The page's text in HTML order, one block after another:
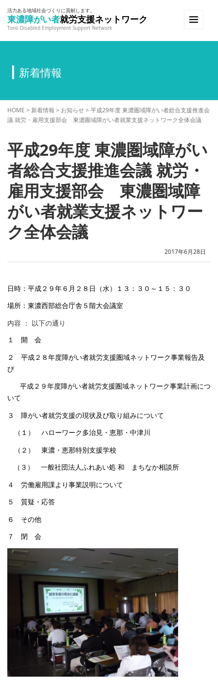
活力ある地域社会づくりに貢献します。
東濃障がい者就労支援ネットワーク
Tono Disabled Employment Support Network
新着情報
HOME > 新着情報 > お知らせ> 平成29年度 東濃圏域障がい者総合支援推進会
議 就労・雇用支援部会 東濃圏域障がい者就業支援ネットワーク全体会議
平成29年度 東濃圏域障がい
者総合支援推進会議 就労・
雇用支援部会 東濃圏域障
がい者就業支援ネットワー
ク全体会議
2017年6月28日
日時：平成２９年６月２８日（水） １３：３０～１５：３０
場所：東濃西部総合庁舎５階大会議室
内容 ： 以下の通り
１ 開 会
２ 平成２８年度障がい者就労支援圏域ネットワーク事業報告及
び
平成２９年度障がい者就労支援圏域ネットワーク事業計画につ
いて
３ 障がい者就労支援の現状及び取り組みについて
（１） ハローワーク多治見・恵那・中津川
（２） 東濃・恵那特別支援学校
（３） 一般社団法人ふれあい処 和 まちなか相談所
４ 労働雇用課より事業説明について
５ 質疑・応答
６ その他
７ 閉 会